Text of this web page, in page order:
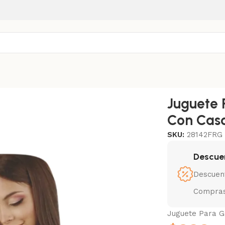
Juguete
Con
SKU:28142FRG
Juguete Para